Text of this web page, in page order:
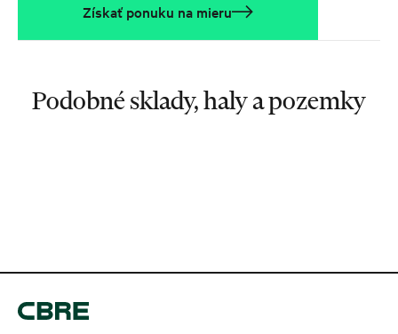
Získať ponuku na mieru
Podobné sklady, haly a pozemky